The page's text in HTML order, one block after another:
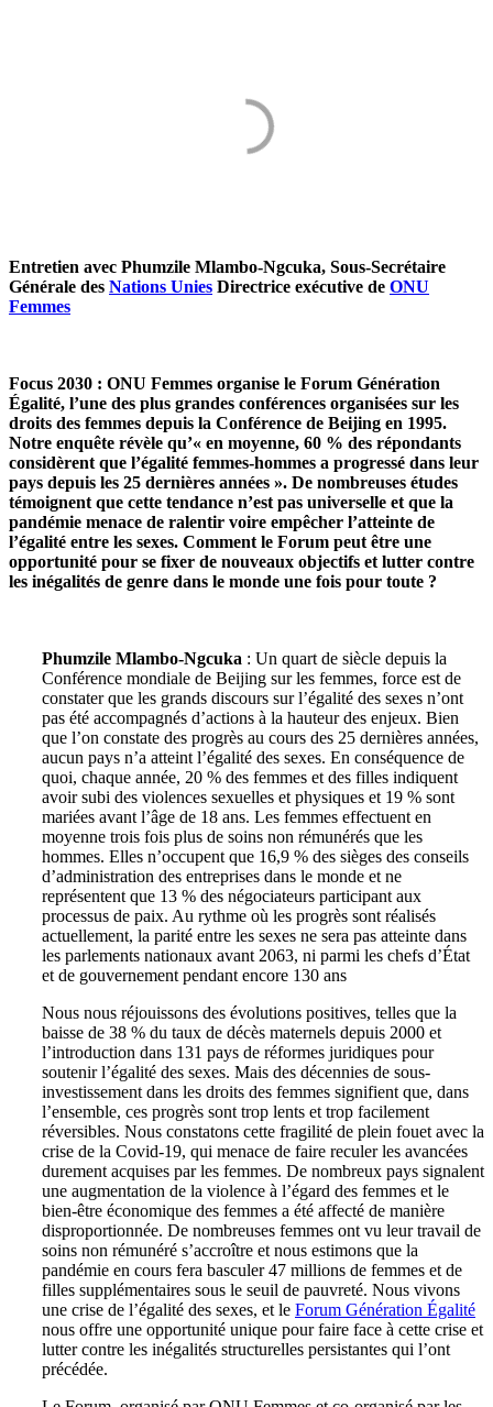
Entretien avec Phumzile Mlambo-Ngcuka, Sous-Secrétaire
Générale des Nations Unies Directrice exécutive de ONU
Femmes
Focus 2030 : ONU Femmes organise le Forum Génération
Égalité, l’une des plus grandes conférences organisées sur les
droits des femmes depuis la Conférence de Beijing en 1995.
Notre enquête révèle qu’« en moyenne, 60 % des répondants
considèrent que l’égalité femmes-hommes a progressé dans leur
pays depuis les 25 dernières années ». De nombreuses études
témoignent que cette tendance n’est pas universelle et que la
pandémie menace de ralentir voire empêcher l’atteinte de
l’égalité entre les sexes. Comment le Forum peut être une
opportunité pour se fixer de nouveaux objectifs et lutter contre
les inégalités de genre dans le monde une fois pour toute ?
Phumzile Mlambo-Ngcuka : Un quart de siècle depuis la
Conférence mondiale de Beijing sur les femmes, force est de
constater que les grands discours sur l’égalité des sexes n’ont
pas été accompagnés d’actions à la hauteur des enjeux. Bien
que l’on constate des progrès au cours des 25 dernières années,
aucun pays n’a atteint l’égalité des sexes. En conséquence de
quoi, chaque année, 20 % des femmes et des filles indiquent
avoir subi des violences sexuelles et physiques et 19 % sont
mariées avant l’âge de 18 ans. Les femmes effectuent en
moyenne trois fois plus de soins non rémunérés que les
hommes. Elles n’occupent que 16,9 % des sièges des conseils
d’administration des entreprises dans le monde et ne
représentent que 13 % des négociateurs participant aux
processus de paix. Au rythme où les progrès sont réalisés
actuellement, la parité entre les sexes ne sera pas atteinte dans
les parlements nationaux avant 2063, ni parmi les chefs d’État
et de gouvernement pendant encore 130 ans
Nous nous réjouissons des évolutions positives, telles que la
baisse de 38 % du taux de décès maternels depuis 2000 et
l’introduction dans 131 pays de réformes juridiques pour
soutenir l’égalité des sexes. Mais des décennies de sous-
investissement dans les droits des femmes signifient que, dans
l’ensemble, ces progrès sont trop lents et trop facilement
réversibles. Nous constatons cette fragilité de plein fouet avec la
crise de la Covid-19, qui menace de faire reculer les avancées
durement acquises par les femmes. De nombreux pays signalent
une augmentation de la violence à l’égard des femmes et le
bien-être économique des femmes a été affecté de manière
disproportionnée. De nombreuses femmes ont vu leur travail de
soins non rémunéré s’accroître et nous estimons que la
pandémie en cours fera basculer 47 millions de femmes et de
filles supplémentaires sous le seuil de pauvreté. Nous vivons
une crise de l’égalité des sexes, et le Forum Génération Égalité
nous offre une opportunité unique pour faire face à cette crise et
lutter contre les inégalités structurelles persistantes qui l’ont
précédée.